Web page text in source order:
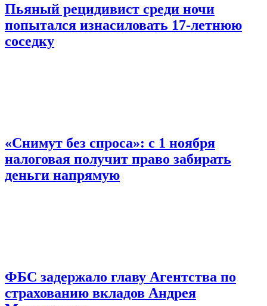
Пьяный рецидивист среди ночи
попытался изнасиловать 17-летнюю
соседку
«Снимут без спроса»: с 1 ноября
налоговая получит право забирать
деньги напрямую
ФБС задержало главу Агентства по
страхованию вкладов Андрея